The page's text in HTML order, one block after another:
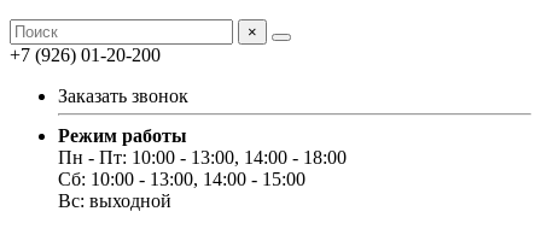
×
+7 (926) 01-20-200
Заказать звонок
Режим работы
Пн - Пт: 10:00 - 13:00, 14:00 - 18:00
Сб: 10:00 - 13:00, 14:00 - 15:00
Вс: выходной